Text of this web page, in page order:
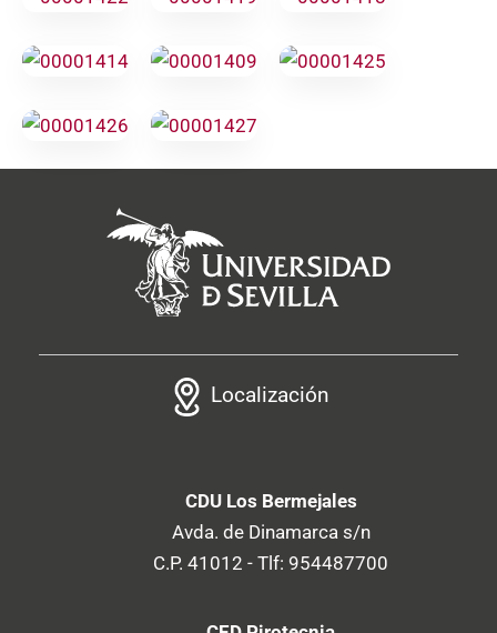
Localización
CDU Los Bermejales
Avda. de Dinamarca s/n
C.P. 41012 - Tlf: 954487700